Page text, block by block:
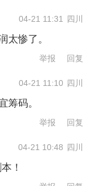
04-21 11:31 四川
太惨了。
举报 回复
04-21 11:10 四川
筹码。
举报 回复
04-21 10:48 四川
！